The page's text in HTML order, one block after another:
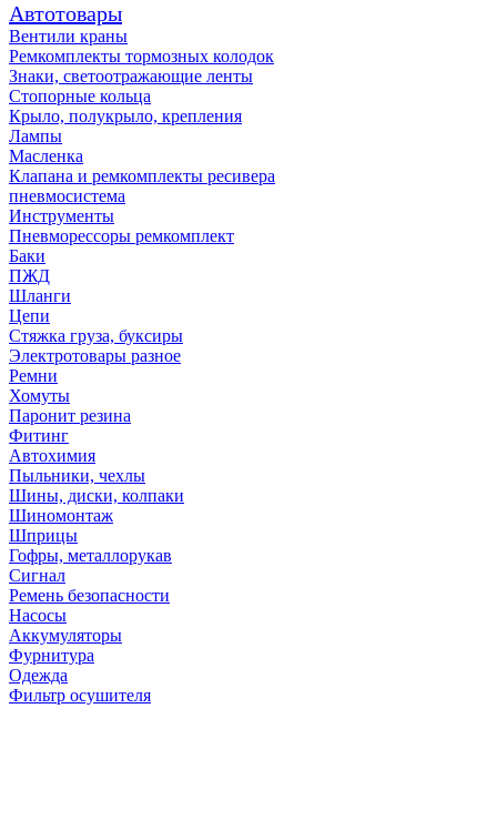
Автотовары
Вентили краны
Ремкомплекты тормозных колодок
Знаки, светоотражающие ленты
Стопорные кольца
Крыло, полукрыло, крепления
Лампы
Масленка
Клапана и ремкомплекты ресивера
пневмосистема
Инструменты
Пневморессоры ремкомплект
Баки
ПЖД
Шланги
Цепи
Стяжка груза, буксиры
Электротовары разное
Ремни
Хомуты
Паронит резина
Фитинг
Автохимия
Пыльники, чехлы
Шины, диски, колпаки
Шиномонтаж
Шприцы
Гофры, металлорукав
Сигнал
Ремень безопасности
Насосы
Аккумуляторы
Фурнитура
Одежда
Фильтр осушителя